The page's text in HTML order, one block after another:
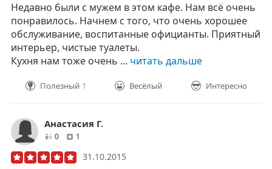
Недавно были с мужем в этом кафе. Нам всё очень
понравилось. Начнем с того, что очень хорошее
обслуживание, воспитанные официанты. Приятный
интерьер, чистые туалеты.
Кухня нам тоже очень ... читать дальше
Полезный 1 Весёлый Интересно
Анастасия Г.
0друзей1
31.10.2015